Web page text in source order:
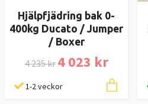
Hjälpfjädring bak 0-
400kg Ducato / Jumper
/ Boxer
4 235 kr 4 023 kr
1-2 veckor